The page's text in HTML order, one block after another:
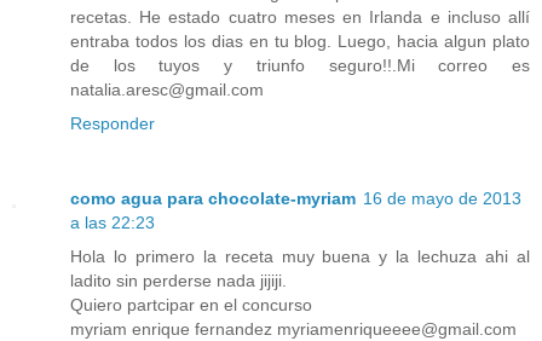
recetas. He estado cuatro meses en Irlanda e incluso allí
entraba todos los dias en tu blog. Luego, hacia algun plato
de los tuyos y triunfo seguro!!.Mi correo es
natalia.aresc@gmail.com
Responder
como agua para chocolate-myriam 16 de mayo de 2013
a las 22:23
Hola lo primero la receta muy buena y la lechuza ahi al
ladito sin perderse nada jijiji.
Quiero partcipar en el concurso
myriam enrique fernandez myriamenriqueeee@gmail.com